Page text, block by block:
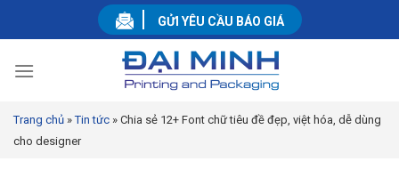
GỬI YÊU CẦU BÁO GIÁ
Trang chủ »Tin tức » Chia sẻ 12+ Font chữ tiêu đề đẹp, việt hóa, dễ dùng
cho designer